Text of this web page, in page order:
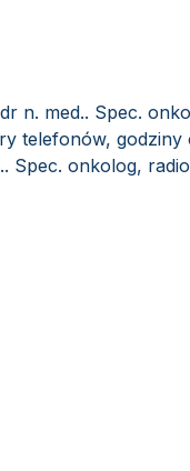
n. med.. Spec.
telefonów,
Spec. onkolog,